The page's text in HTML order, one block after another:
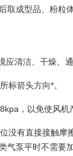
取成型品、粉粒
清洁、干燥、通
标箭头方向*。
，以免使风机
没有直接接触
气泵平时不需要